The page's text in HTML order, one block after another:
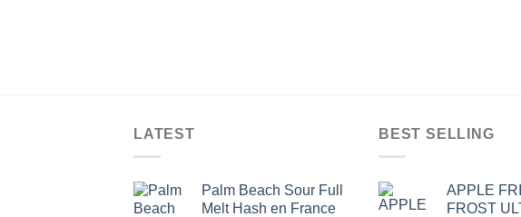
LATEST
Palm Beach Sour Full
Melt Hash en France
BEST SELLING
APPLE
FROST